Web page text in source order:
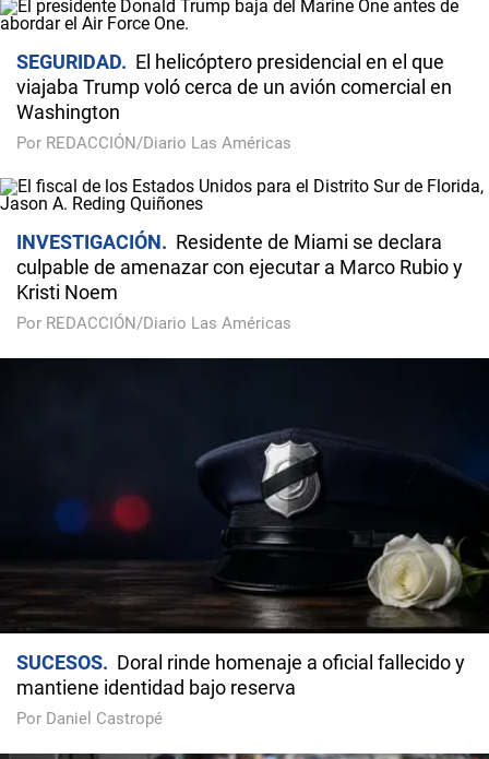
SEGURIDAD
El helicóptero presidencial en el que
viajaba Trump voló cerca de un avión comercial en
Washington
Por REDACCIÓN/Diario Las Américas
INVESTIGACIÓN
Residente de Miami se declara
culpable de amenazar con ejecutar a Marco Rubio y
Kristi Noem
Por REDACCIÓN/Diario Las Américas
SUCESOS
Doral rinde homenaje a oficial fallecido y
mantiene identidad bajo reserva
Por Daniel Castropé